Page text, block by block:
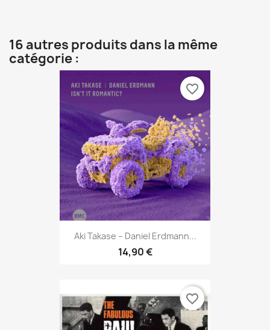
16 autres produits dans la même
catégorie :
Aki Takase – Daniel Erdmann...
14,90 €
favorite_border
favorite_border